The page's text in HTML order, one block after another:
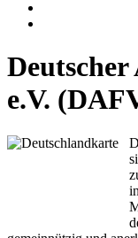
e.V.